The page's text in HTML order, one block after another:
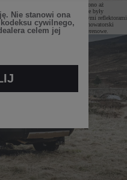
sukces na polskim rynku. Zamówiono aż
limitowanej serii First Edition, które były
terenówek, wyróżniając się okrągłymi reflektorami
Pojazd wyposażony jest także w nowatorski
poprawia jego właściwości terenowe.